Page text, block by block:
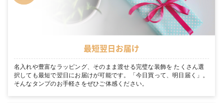
最短翌日お届け
名入れや豊富なラッピング、そのまま渡せる完璧な装飾を たくさん選
択しても最短で翌日にお届けが可能です。「今日買って、明日届く」。
そんなタンプのお手軽さをぜひご体感ください。